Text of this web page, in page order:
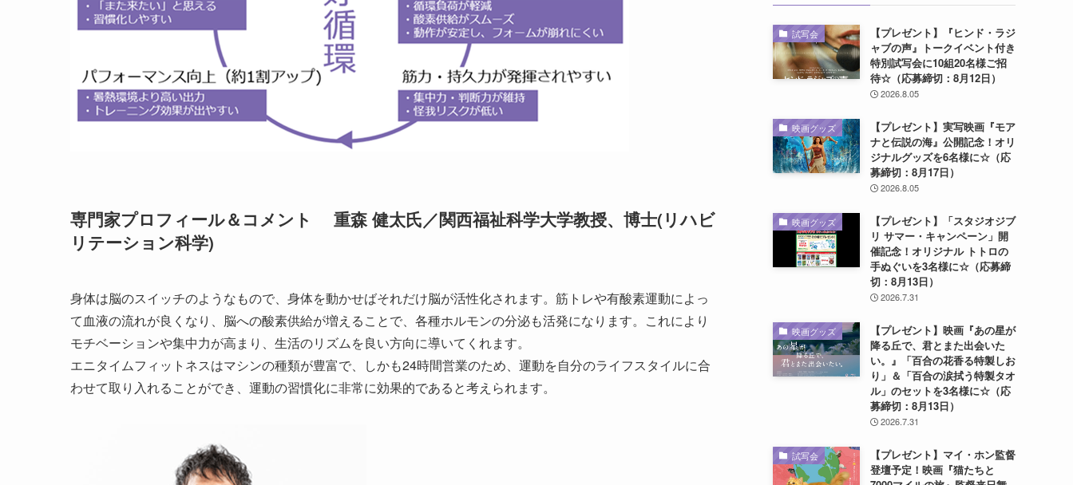
専門家プロフィール＆コメント 重森 健太氏／関西福祉科学大学教授、博士(リハビ
リテーション科学)
身体は脳のスイッチのようなもので、身体を動かせばそれだけ脳が活性化されます。筋トレや有酸素運動によっ
て血液の流れが良くなり、脳への酸素供給が増えることで、各種ホルモンの分泌も活発になります。これにより
モチベーションや集中力が高まり、生活のリズムを良い方向に導いてくれます。
エニタイムフィットネスはマシンの種類が豊富で、しかも24時間営業のため、運動を自分のライフスタイルに合
わせて取り入れることができ、運動の習慣化に非常に効果的であると考えられます。
試写会
【プレゼント】『ヒンド・ラジ
ャブの声』トークイベント付き
特別試写会に10組20名様ご招
待☆（応募締切：8月12日）
2026.8.05
映画グッズ
【プレゼント】実写映画『モア
ナと伝説の海』公開記念！オリ
ジナルグッズを6名様に☆（応
募締切：8月17日）
2026.8.05
映画グッズ
【プレゼント】「スタジオジブ
リ サマー・キャンペーン」開
催記念！オリジナル トトロの
手ぬぐいを3名様に☆（応募締
切：8月13日）
2026.7.31
映画グッズ
【プレゼント】映画『あの星が
降る丘で、君とまた出会いた
い。』「百合の花香る特製しお
り」＆「百合の涙拭う特製タオ
ル」のセットを3名様に☆（応
募締切：8月13日）
2026.7.31
試写会
【プレゼント】マイ・ホン監督
登壇予定！映画『猫たちと